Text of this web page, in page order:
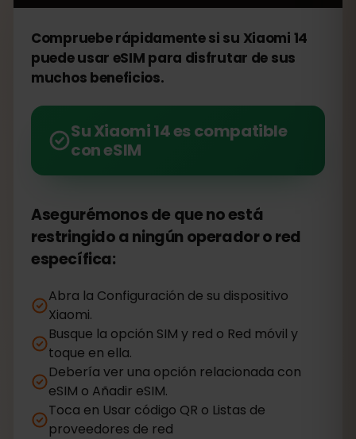
Compruebe rápidamente si su Xiaomi 14
puede usar eSIM para disfrutar de sus
muchos beneficios.
Su Xiaomi 14 es compatible
con eSIM
Asegurémonos de que no está
restringido a ningún operador o red
específica:
Abra la Configuración de su dispositivo
Xiaomi.
Busque la opción SIM y red o Red móvil y
toque en ella.
Debería ver una opción relacionada con
eSIM o Añadir eSIM.
Toca en Usar código QR o Listas de
proveedores de red